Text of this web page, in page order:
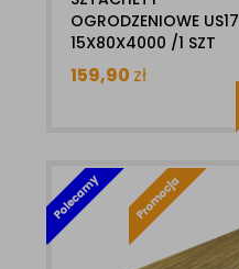
OGRODZENIOWE US17
15X80X4000 /1 SZT
ULTRASHIELD
159,90 zł